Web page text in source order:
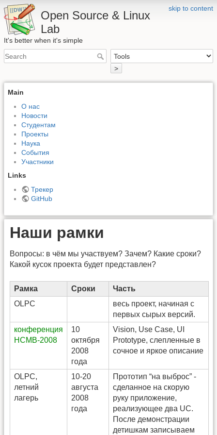
skip to content
Open Source & Linux
Lab
It's better when it's simple
>
Main
О нас
Новости
Студентам
Проекты
Наука
События
Участники
Links
Трекер
GitHub
Наши рамки
Вопросы: в чём мы участвуем? Зачем? Какие сроки?
Какой кусок проекта будет представлен?
Рамка Сроки
Часть
OLPC
весь проект, начиная с
первых сырых версий.
конференция
НСМВ-2008
10
октября
2008
года
Vision, Use Case, UI
Prototype, слепленные в
сочное и яркое описание
OLPC,
летний
лагерь
10-20
августа
2008
года
Прототип “на выброс” -
сделанное на скорую
руку приложение,
реализующее два UC.
После демонстрации
детишкам записываем